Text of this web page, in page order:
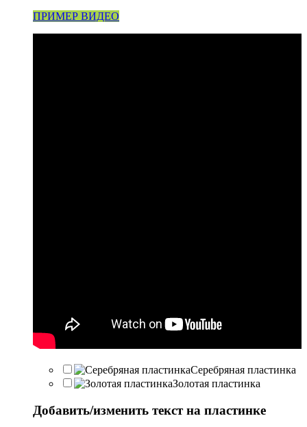
ПРИМЕР ВИДЕО
Серебряная пластинка
Золотая пластинка
Добавить/изменить текст на пластинке